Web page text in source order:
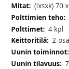
Lisätietoja(lxsxk) 70
4 kpl
2-